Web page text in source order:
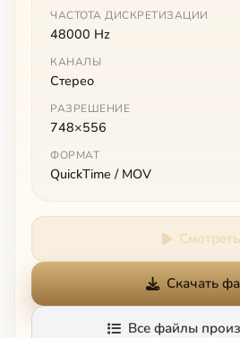
ЧАСТОТА ДИСКРЕТИЗАЦИИ
48000 Hz
КАНАЛЫ
Стерео
РАЗРЕШЕНИЕ
748×556
ФОРМАТ
QuickTime / MOV
Смотреть
Скачать
Все файлы